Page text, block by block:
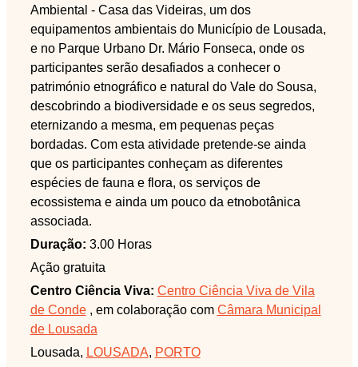
Ambiental - Casa das Videiras, um dos
equipamentos ambientais do Município de Lousada,
e no Parque Urbano Dr. Mário Fonseca, onde os
participantes serão desafiados a conhecer o
património etnográfico e natural do Vale do Sousa,
descobrindo a biodiversidade e os seus segredos,
eternizando a mesma, em pequenas peças
bordadas. Com esta atividade pretende-se ainda
que os participantes conheçam as diferentes
espécies de fauna e flora, os serviços de
ecossistema e ainda um pouco da etnobotânica
associada.
Duração: 3.00 Horas
Ação gratuita
Centro Ciência Viva: Centro Ciência Viva de Vila
de Conde, em colaboração com Câmara Municipal
de Lousada
Lousada, LOUSADA, PORTO